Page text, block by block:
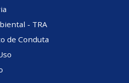
- TRA
de Conduta